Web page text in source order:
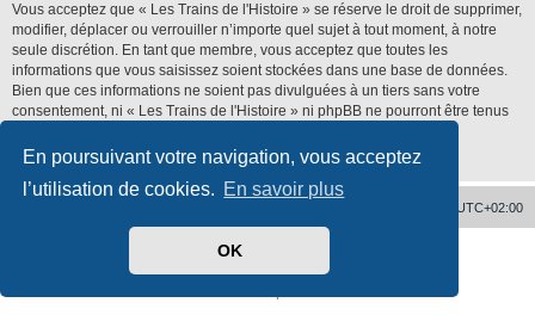
En poursuivant votre navigation, vous acceptez
l’utilisation de cookies. En savoir plus
OK
Vous acceptez que « Les Trains de l'Histoire » se réserve le droit de supprimer,
modifier, déplacer ou verrouiller n’importe quel sujet à tout moment, à notre
seule discrétion. En tant que membre, vous acceptez que toutes les
informations que vous saisissez soient stockées dans une base de données.
Bien que ces informations ne soient pas divulguées à un tiers sans votre
consentement, ni « Les Trains de l'Histoire » ni phpBB ne pourront être tenus
compromission des données.
UTC+02:00
phpBB ® Forum Software © phpBB Limited
phpBB-fr.com